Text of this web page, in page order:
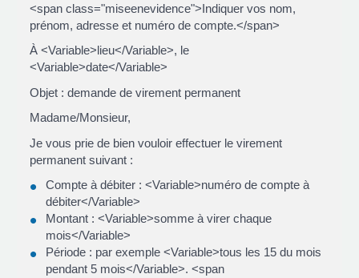
<span class="miseenevidence">Indiquer vos nom,
prénom, adresse et numéro de compte.</span>
À <Variable>lieu</Variable>, le
<Variable>date</Variable>
Objet : demande de virement permanent
Madame/Monsieur,
Je vous prie de bien vouloir effectuer le virement
permanent suivant :
Compte à débiter : <Variable>numéro de compte à
débiter</Variable>
Montant : <Variable>somme à virer chaque
mois</Variable>
Période : par exemple <Variable>tous les 15 du mois
pendant 5 mois</Variable>. <span